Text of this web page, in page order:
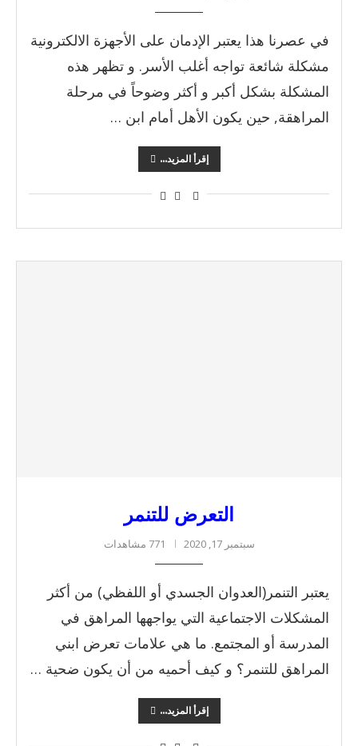
في عصرنا هذا يعتبر الإدمان على الأجهزة الالكترونية
مشكلة شائعة تواجه أغلب الأسر. و تظهر هذه
المشكلة بشكل أكبر و أكثر وضوحاً في مرحلة
المراهقة, حين يكون الأهل أمام ابن …
إقرأ المزيد...
التعرض للتنمر
سبتمبر 17, 2020 771 مشاهدات
يعتبر التنمر(العدوان الجسدي أو اللفظي) من أكثر
المشكلات الاجتماعية التي يواجهها المراهق في
المدرسة أو المجتمع. ما هي علامات تعرض ابني
المراهق للتنمر؟ و كيف أحميه من أن يكون ضحية …
إقرأ المزيد...